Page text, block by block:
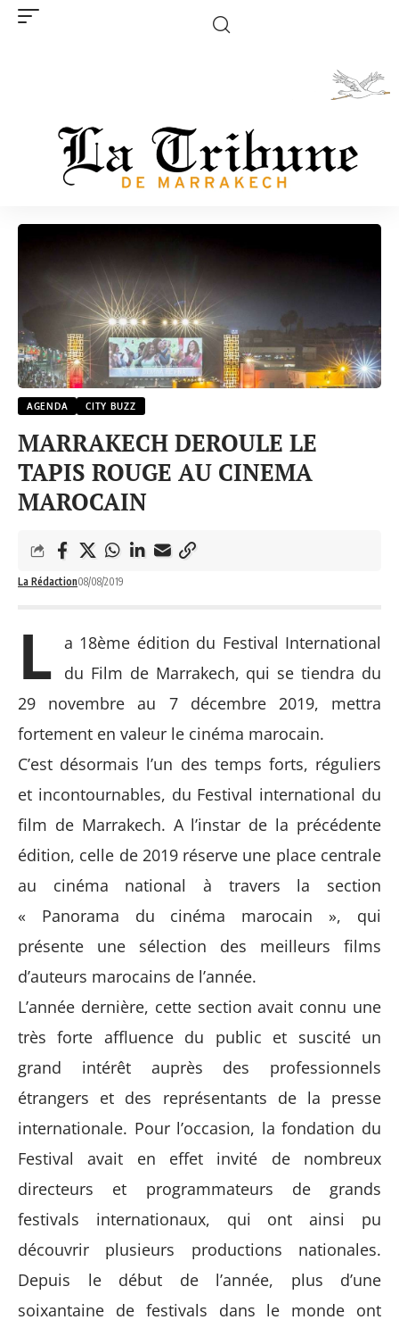
AGENDA CITY BUZZ
MARRAKECH DEROULE LE
TAPIS ROUGE AU CINEMA
MAROCAIN
La Rédaction08/08/2019
L a 18ème édition du Festival International
du Film de Marrakech, qui se tiendra du
29 novembre au 7 décembre 2019, mettra
fortement en valeur le cinéma marocain.
C’est désormais l’un des temps forts, réguliers
et incontournables, du Festival international du
film de Marrakech. A l’instar de la précédente
édition, celle de 2019 réserve une place centrale
au cinéma national à travers la section
« Panorama du cinéma marocain », qui
présente une sélection des meilleurs films
d’auteurs marocains de l’année.
L’année dernière, cette section avait connu une
très forte affluence du public et suscité un
grand intérêt auprès des professionnels
étrangers et des représentants dela presse
internationale. Pour l’occasion, la fondation du
Festival avait en effet invité de nombreux
directeurs et programmateurs de grands
festivals internationaux, qui ont ainsi pu
découvrir plusieurs productions nationales.
Depuis le début de l’année, plus d’une
soixantaine de festivals dans le monde ont